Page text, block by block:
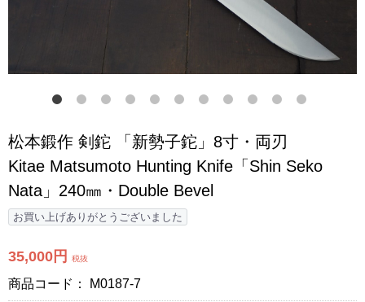
松本鍛作 剣鉈 「新勢子鉈」8寸・両刃
Kitae Matsumoto Hunting Knife「Shin Seko
Nata」240㎜・Double Bevel
お買い上げありがとうございました
35,000円 税抜
商品コード： M0187-7